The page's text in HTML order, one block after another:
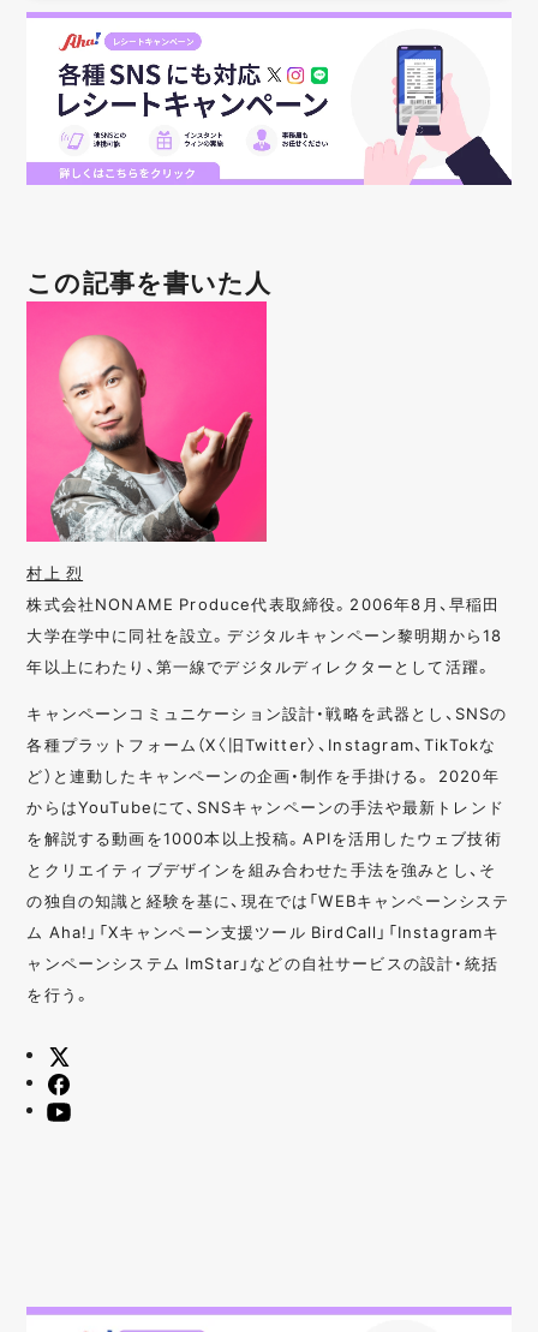
この記事を書いた人
村上 烈
株式会社NONAME Produce代表取締役。2006年8月、早稲田
大学在学中に同社を設立。デジタルキャンペーン黎明期から18
年以上にわたり、第一線でデジタルディレクターとして活躍。
キャンペーンコミュニケーション設計・戦略を武器とし、SNSの
各種プラットフォーム（X〈旧Twitter〉、Instagram、TikTokな
ど）と連動したキャンペーンの企画・制作を手掛ける。 2020年
からはYouTubeにて、SNSキャンペーンの手法や最新トレンド
を解説する動画を1000本以上投稿。APIを活用したウェブ技術
とクリエイティブデザインを組み合わせた手法を強みとし、そ
の独自の知識と経験を基に、現在では「WEBキャンペーンシステ
ム Aha!」「Xキャンペーン支援ツール BirdCall」「Instagramキ
ャンペーンシステム ImStar」などの自社サービスの設計・統括
を行う。